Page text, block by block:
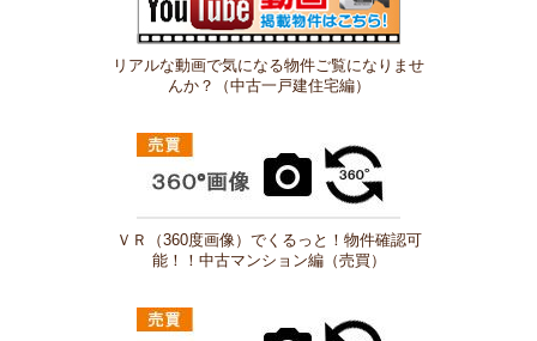
リアルな動画で気になる物件ご覧になりませ
んか？（中古一戸建住宅編）
ＶＲ（360度画像）でくるっと！物件確認可
能！！中古マンション編（売買）